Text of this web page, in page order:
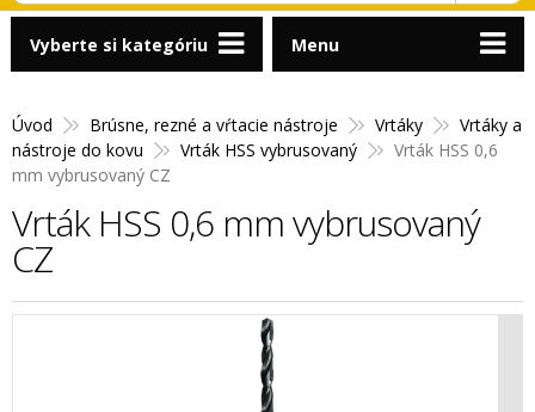
Úvod Brúsne, rezné a vŕtacie nástroje Vrtáky
Vrtáky a
nástroje do kovu
Vrták HSS vybrusovaný
Vrták HSS 0,6
mm vybrusovaný CZ
Vrták HSS 0,6 mm vybrusovaný
CZ
Vyberte si kategóriu Menu